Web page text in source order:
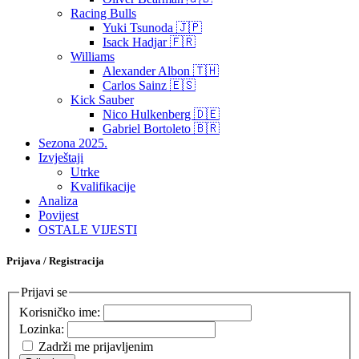
Racing Bulls
Yuki Tsunoda 🇯🇵
Isack Hadjar 🇫🇷
Williams
Alexander Albon 🇹🇭
Carlos Sainz 🇪🇸
Kick Sauber
Nico Hulkenberg 🇩🇪
Gabriel Bortoleto 🇧🇷
Sezona 2025.
Izvještaji
Utrke
Kvalifikacije
Analiza
Povijest
OSTALE VIJESTI
Prijava / Registracija
Prijavi se
Korisničko ime:
Lozinka:
Zadrži me prijavljenim